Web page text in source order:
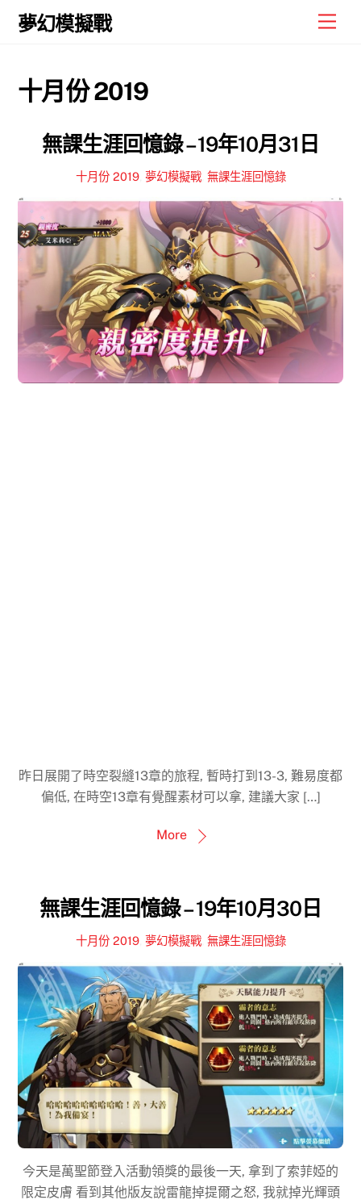
Skip
夢幻模擬戰
十月份 2019
無課生涯回憶錄 – 19年10月31日
十月份 2019, 夢幻模擬戰, 無課生涯回憶錄
昨日展開了時空裂縫13章的旅程, 暫時打到13-3, 難易度都
偏低, 在時空13章有覺醒素材可以拿, 建議大家 […]
More
無課生涯回憶錄 – 19年10月30日
十月份 2019, 夢幻模擬戰, 無課生涯回憶錄
今天是萬聖節登入活動領獎的最後一天, 拿到了索菲婭的
限定皮膚 看到其他版友說雷龍掉提爾之怒, 我就掉光輝頭